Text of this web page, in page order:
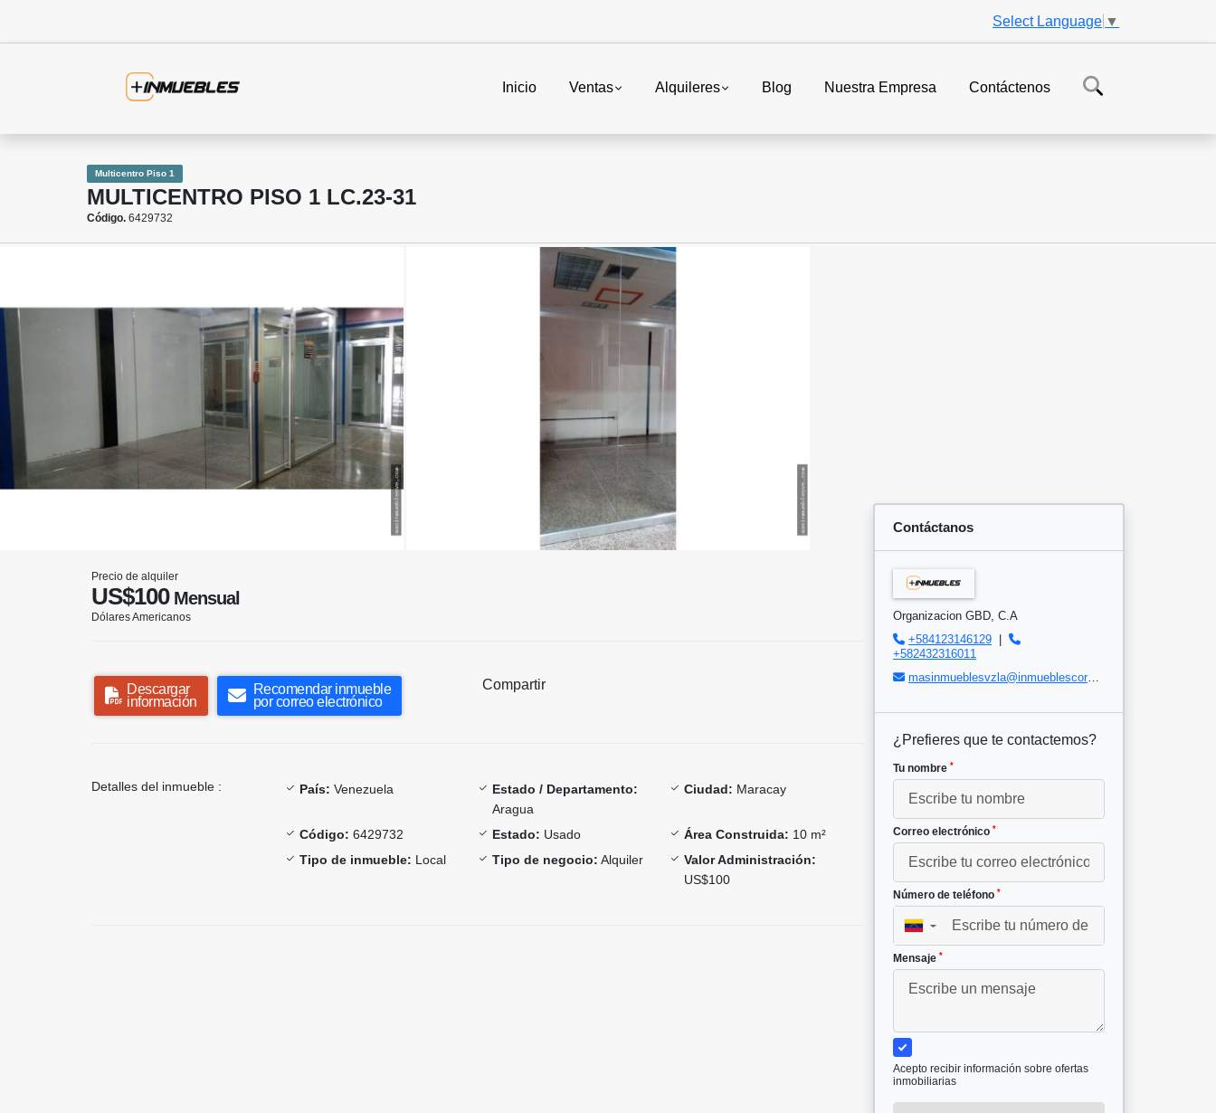
Select Language ▼
Inicio Ventas Alquileres Blog Nuestra Empresa Contáctenos
Multicentro Piso 1
MULTICENTRO PISO 1 LC.23-31
Código. 6429732
Precio de alquiler
US$100Mensual
Dólares Americanos
Descargar
información
Recomendar inmueble
por correo electrónico
Compartir
Detalles del inmueble : País: Venezuela
Estado / Departamento:
Aragua
Ciudad: Maracay
Código: 6429732 Estado: Usado Área Construida: 10 m²
Tipo de inmueble: Local Tipo de negocio: Alquiler
Valor Administración:
US$100
Contáctanos
Organizacion GBD, C.A
+584123146129
+582432316011
masinmueblesvzla@inmueblescorp.com
¿Prefieres que te contactemos?
Tu nombre *
Correo electrónico *
Número de teléfono *
▼
Mensaje *
Acepto recibir información sobre ofertas
inmobiliarias